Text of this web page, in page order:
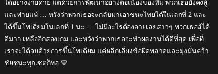
ได้อย่างง่ายดาย แต่ด้วยการพัฒนาอย่างต่อเนื่องของทีม พวกเธอยังคงสู้
และพ่ายแพ้ … หวังว่าพวกเธอจะกลับมาเอาชนะไทยได้ในเลกที่ 2 และ
ได้ขึ้นโพเดียมในเลกที่ 1 นะ … ไม่มีอะไรต้องอายเลยสาวๆ พวกเธอสู้ได้
ดีมาก เหลืออีกสองเกม และหวังว่าพวกเธอจะทำผลงานได้ดีที่สุด เพื่อที่
เราจะได้จบด้วยการขึ้นโพเดียม แค่หลีกเลี่ยงข้อผิดพลาดและมุ่งมั่นคว้า
ชัยชนะทุกเซตก็พอ 💙